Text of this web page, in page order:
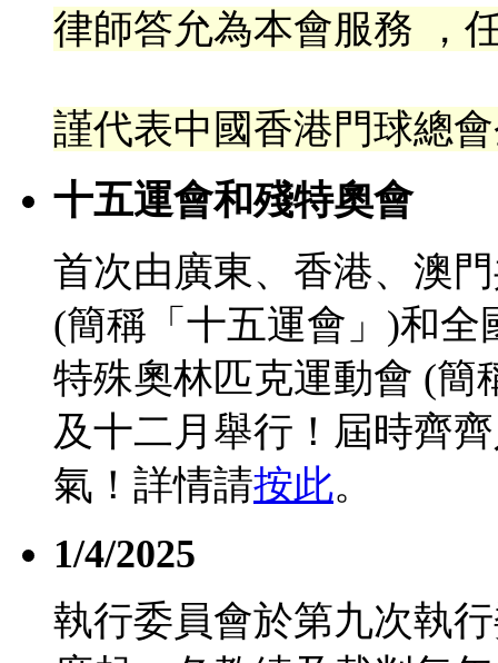
律師答允為本會服務 ，
謹代表中國香港門球總
十五運會和殘特奧會
首次由廣東、香港、澳
(簡稱「十五運會」)和
特殊奧林匹克運動會 (簡
及十二月舉行！屆時齊
氣！詳情請按此。
1/4/2025
執行委員會於第九次執